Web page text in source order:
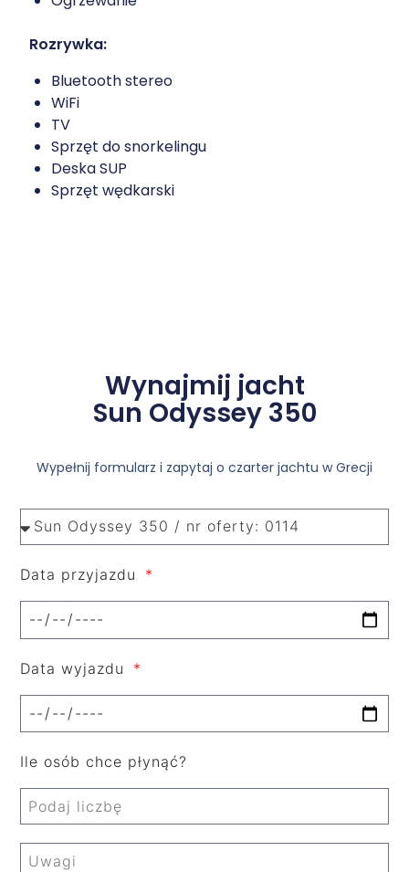
Rozrywka:
Bluetooth stereo
WiFi
TV
Sprzęt do snorkelingu
Deska SUP
Sprzęt wędkarski
Wynajmij jacht
Sun Odyssey 350
Wypełnij formularz i zapytaj o czarter jachtu w Grecji
Data przyjazdu
Data wyjazdu
Ile osób chce płynąć?